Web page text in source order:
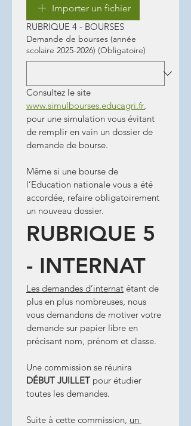
Importer un fichier
RUBRIQUE 4 - BOURSES
Demande de bourses (année
scolaire 2025-2026) (Obligatoire)
www.simulbourses.educagri.fr,
pour une simulation vous évitant
de remplir en vain un dossier de
demande de bourse.
Même si une bourse de
l’Education nationale vous a été
accordée, refaire obligatoirement
un nouveau dossier.
RUBRIQUE 5
- INTERNAT
Les demandes d’internat étant de
plus en plus nombreuses, nous
vous demandons de motiver votre
demande sur papier libre en
précisant nom, prénom et classe.
DÉBUT JUILLET pour étudier
toutes les demandes.
Suite à cette commission, un